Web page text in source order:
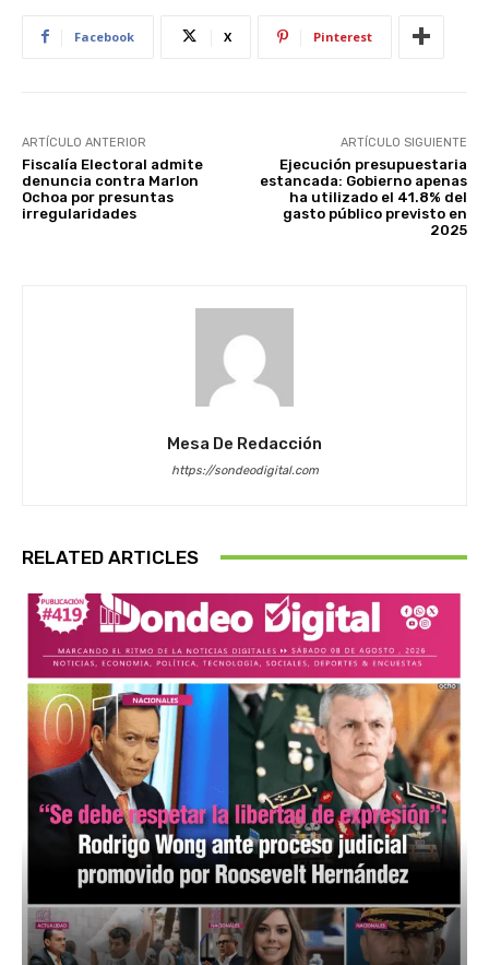
Facebook X Pinterest
ARTÍCULO ANTERIOR
Fiscalía Electoral admite
denuncia contra Marlon
Ochoa por presuntas
irregularidades
ARTÍCULO SIGUIENTE
Ejecución presupuestaria
estancada: Gobierno apenas
ha utilizado el 41.8% del
gasto público previsto en
2025
Mesa De Redacción
https://sondeodigital.com
RELATED ARTICLES